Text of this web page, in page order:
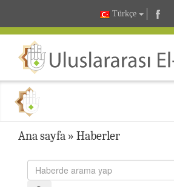
Türkçe
Ana sayfa » Haberler